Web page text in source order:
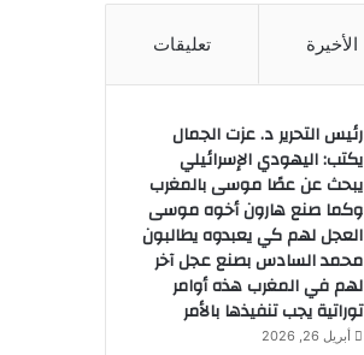
الأخيرة تعليقات
رئيس التحرير د. عزت الجمال
يكتب: اليهودي الإسرائيلي
يبحث عن عصًا موسى بالمغرب
وكما صنع هارون أخوه موسى
العجل لهم كي يعبدوه يطالبون
محمد السادس بصنع عجل آخر
لهم في المغرب هذه أوامر
توراتية يجب تنفيذها بالأمر
أبريل 26, 2026